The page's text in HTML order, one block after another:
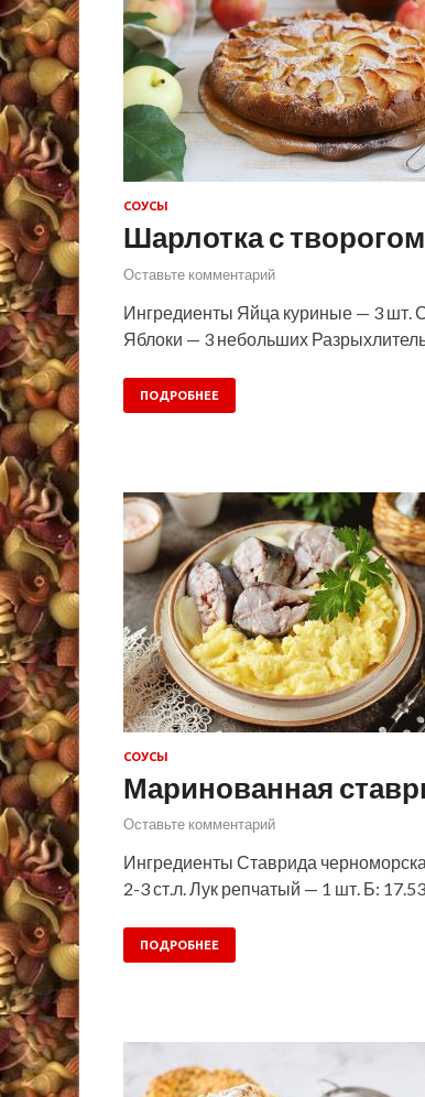
СОУСЫ
Шарлотка с
Оставьте комментарий
Ингредиенты Яйца куриные — 3 шт.
Яблоки — 3 небольших
ПОДРОБНЕЕ
СОУСЫ
Маринованная
Оставьте комментарий
Ингредиенты Ставрида
2-3 ст.л. Лук репчатый — 1 шт. Б:
ПОДРОБНЕЕ